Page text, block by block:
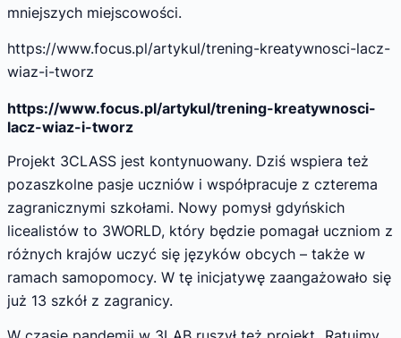
mniejszych miejscowości.
https://www.focus.pl/artykul/trening-kreatywnosci-lacz-
wiaz-i-tworz
https://www.focus.pl/artykul/trening-kreatywnosci-
lacz-wiaz-i-tworz
Projekt 3CLASS jest kontynuowany. Dziś wspiera też
pozaszkolne pasje uczniów i współpracuje z czterema
zagranicznymi szkołami. Nowy pomysł gdyńskich
licealistów to 3WORLD, który będzie pomagał uczniom z
różnych krajów uczyć się języków obcych – także w
ramach samopomocy. W tę inicjatywę zaangażowało się
już 13 szkół z zagranicy.